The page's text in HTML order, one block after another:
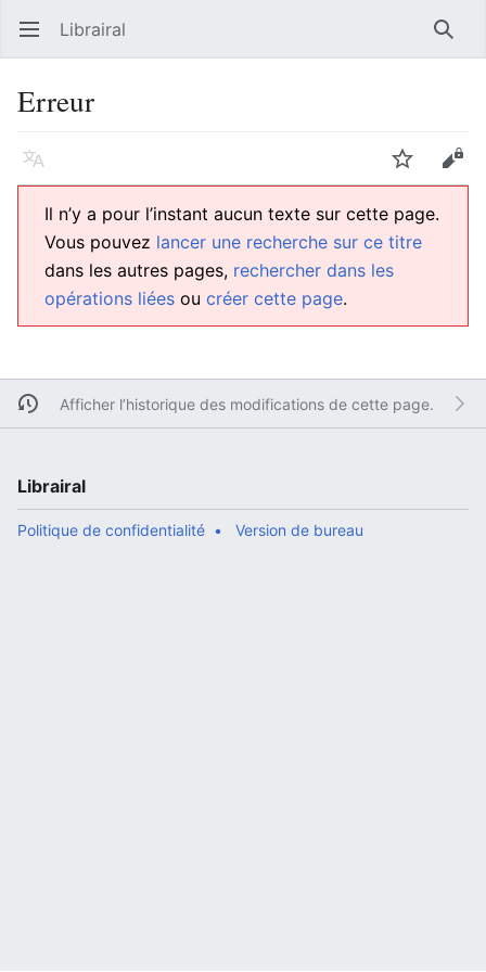
Ouvrir le menu principal Librairal
Erreur
Langue Suivre
Il n’y a pour l’instant aucun texte sur cette page.
Vous pouvez lancer une recherche sur ce titre
dans les autres pages, rechercher dans les
opérations liées ou créer cette page.
Afficher l’historique des modifications de cette page.
Librairal
Politique de confidentialité Version de bureau